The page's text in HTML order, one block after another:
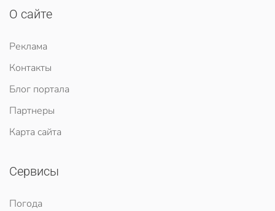
О сайте
Реклама
Контакты
Блог портала
Партнеры
Карта сайта
Сервисы
Погода